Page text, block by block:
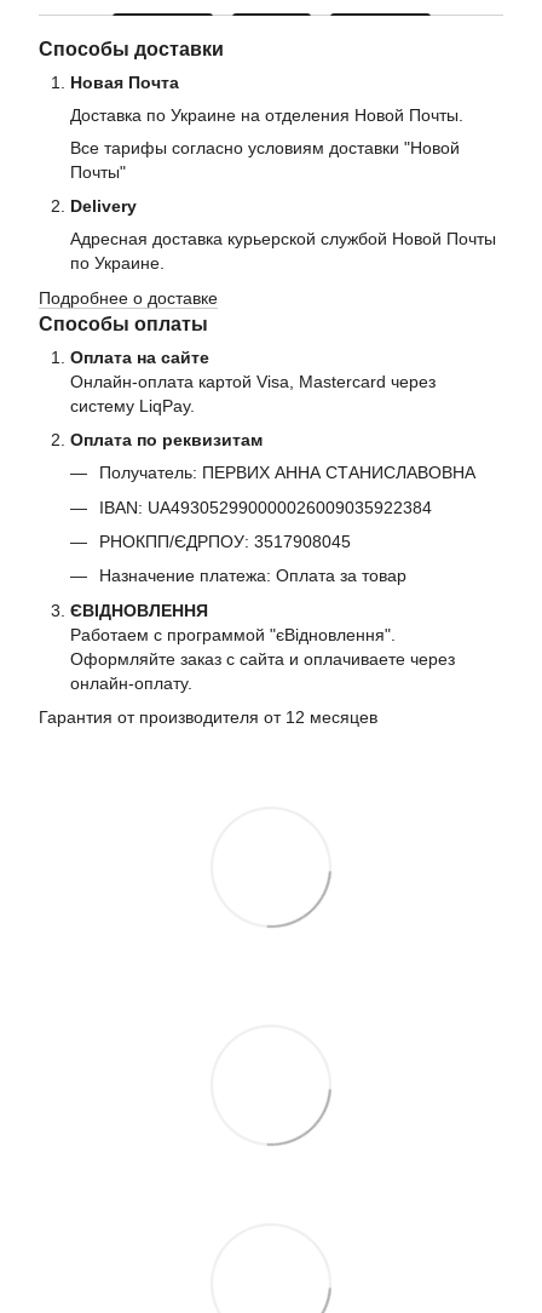
Способы доставки
Новая Почта
Доставка по Украине на отделения Новой Почты.
Все тарифы согласно условиям доставки "Новой
Почты"
Delivery
Адресная доставка курьерской службой Новой Почты
по Украине.
Подробнее о доставке
Способы оплаты
Оплата на сайте
Онлайн-оплата картой Visa, Mastercard через
систему LiqPay.
Оплата по реквизитам
Получатель: ПЕРВИХ АННА СТАНИСЛАВОВНА
IBAN: UA493052990000026009035922384
РНОКПП/ЄДРПОУ: 3517908045
Назначение платежа: Оплата за товар
ЄВІДНОВЛЕННЯ
Работаем с программой "єВідновлення".
Оформляйте заказ с сайта и оплачиваете через
онлайн-оплату.
Гарантия от производителя от 12 месяцев